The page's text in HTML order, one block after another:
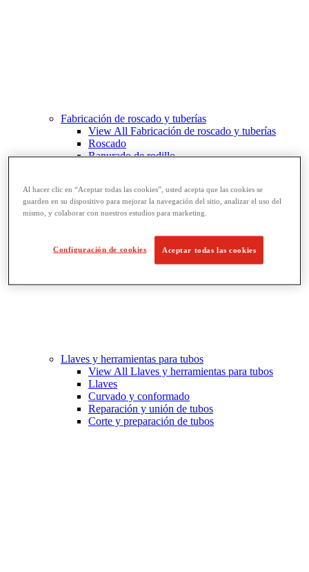
Fabricación de roscado y tuberías
View All Fabricación de roscado y tuberías
Roscado
Ranurado de rodillo
Corte y fabricación de tubos
Llaves y herramientas para tubos
View All Llaves y herramientas para tubos
Llaves
Curvado y conformado
Reparación y unión de tubos
Corte y preparación de tubos
Al hacer clic en “Aceptar todas las cookies”, usted acepta que las cookies se
guarden en su dispositivo para mejorar la navegación del sitio, analizar el uso del
mismo, y colaborar con nuestros estudios para marketing.
Configuración de cookies Aceptar todas las cookies